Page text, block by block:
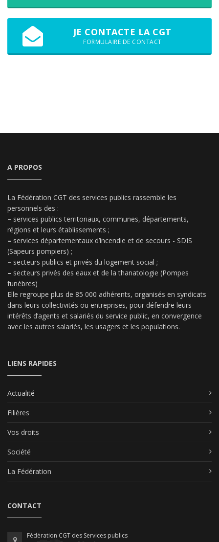
JE CONTACTE LA CGT
FORMULAIRE DE CONTACT
A PROPOS
La Fédération CGT des services publics rassemble les
personnels des :
– services publics territoriaux, communes, départements,
régions et leurs établissements ;
– services départementaux d’incendie et de secours - SDIS
(Sapeurs pompiers) ;
– secteurs publics et privés du logement social ;
– secteurs privés des eaux et de la thanatologie (Pompes
funèbres)
Elle regroupe plus de 85 000 adhérents, organisés en syndicats
dans leurs collectivités ou entreprises, pour défendre leurs
intérêts d’agents et salariés du service public, en convergence
avec les autres salariés, les usagers et les populations.
LIENS RAPIDES
Actualité
Filières
Vos droits
Société
La Fédération
CONTACT
Fédération CGT des Services publics